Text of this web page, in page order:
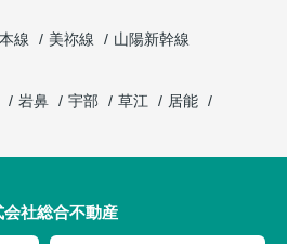
線 美祢線
山陽新幹線
岩鼻 宇部 草江
居能
会社総合不動産